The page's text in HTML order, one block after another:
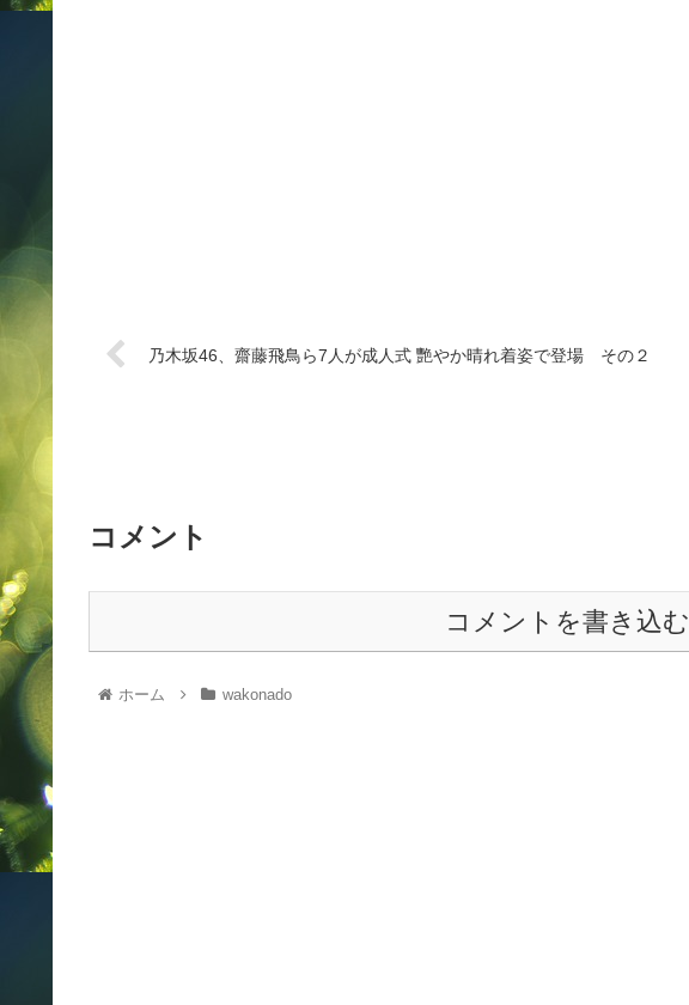
乃木坂46、齋藤飛鳥ら7人が成人式 艷やか晴れ着姿で登場 その２
コメント
コメントを書き込む
ホーム wakonado